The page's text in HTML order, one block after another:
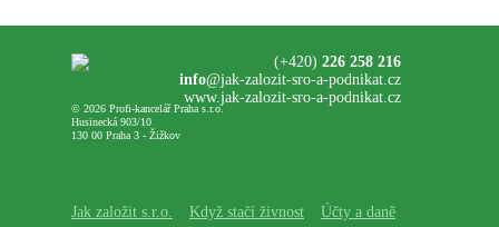
© 2026 Profi-kancelář Praha s.r.o.
Husinecká 903/10
130 00 Praha 3 - Žižkov
(+420) 226 258 216
info@jak-zalozit-sro-a-podnikat.cz
www.jak-zalozit-sro-a-podnikat.cz
Jak založit s.r.o. Když stačí živnost Účty a daně